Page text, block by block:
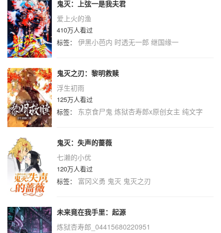
鬼灭：上弦一是我夫君
爱上火的渔
410万人看过
标签： 伊黑小芭内 时透无一郎 继国缘一
鬼灭之刃：黎明救赎
浮生初雨
125万人看过
标签： 东京食尸鬼 炼狱杏寿郎x原创女主 纯文字
鬼灭：失声的蔷薇
七濑的小优
120万人看过
标签： 富冈义勇 鬼灭 鬼灭之刃
未来竟在我手里：起源
炼狱杏寿郎_04415680220951